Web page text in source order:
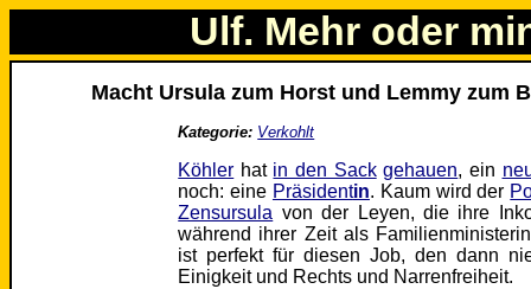
Ulf. Mehr oder
Macht Ursula zum Horst und Lemmy zum
Kategorie: Verkohlt
Köhler hat in den Sack gehauen, ein
noch: eine Präsidentin. Kaum wird der
Zensursula von der Leyen, die ihre
während ihrer Zeit als
ist perfekt für diesen Job, den dann
Einigkeit und Rechts und Narrenfreiheit.